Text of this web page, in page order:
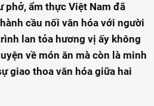
phở, ẩm thực Việt Nam đã
cầu nối văn hóa với người
lan tỏa hương vị ấy không
về món ăn mà còn là minh
giao thoa văn hóa giữa hai